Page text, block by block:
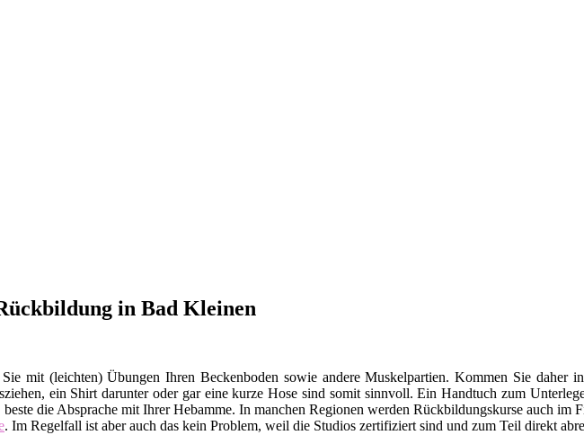
in Bad Kleinen
mit (leichten) Übungen Ihren Beckenboden sowie andere Muskelpartien. Kommen Sie daher
ein Shirt darunter oder gar eine kurze Hose sind somit sinnvoll. Ein Handtuch zum
die Absprache mit Ihrer Hebamme. In manchen Regionen werden Rückbildungskurse auch
. Im Regelfall ist aber auch das kein Problem, weil die Studios zertifiziert sind und zum Teil direkt